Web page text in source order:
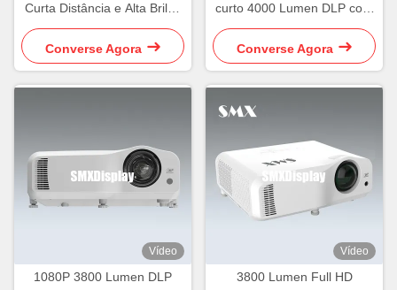
Curta Distância e Alta Brilho
de 8500 Lúmens WUXGA
Converse Agora
curto 4000 Lumen DLP com
WXGA para educação
Converse Agora
Vídeo
1080P 3800 Lumen DLP
Vídeo
3800 Lumen Full HD